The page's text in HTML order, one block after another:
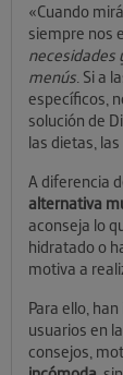
«Cuando
siempre nos
necesidades
menús. Si a
específicos,
solución de
las dietas,
A diferencia
alternativa
aconseja lo
hidratado o
motiva a
Para ello,
usuarios en
consejos,